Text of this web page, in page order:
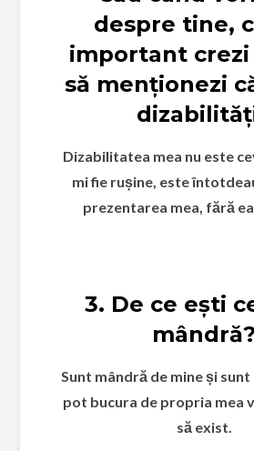
despre tine,
important crezi
să menționezi
Dizabilitatea mea nu este
mi fie rușine, este
prezentarea mea, fără ea
3. De ce ești
mândră?
Sunt mândră de mine și sunt
pot bucura de propria mea
să exist.